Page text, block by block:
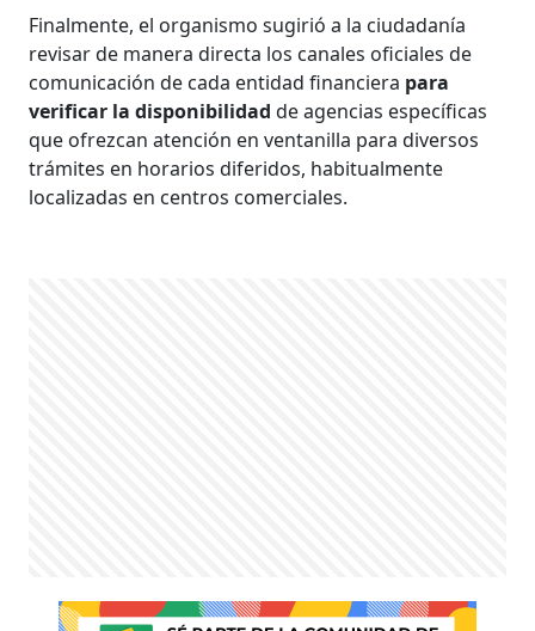
Finalmente, el organismo sugirió a la ciudadanía
revisar de manera directa los canales oficiales de
comunicación de cada entidad financiera para
verificar la disponibilidad de agencias específicas
que ofrezcan atención en ventanilla para diversos
trámites en horarios diferidos, habitualmente
localizadas en centros comerciales.